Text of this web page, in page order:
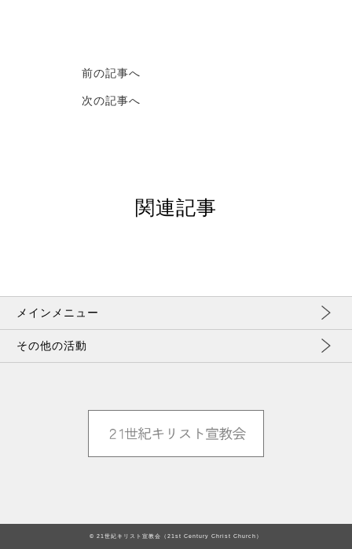
前の記事へ
次の記事へ
関連記事
メインメニュー
その他の活動
© 21世紀キリスト宣教会（21st Century Christ Church）